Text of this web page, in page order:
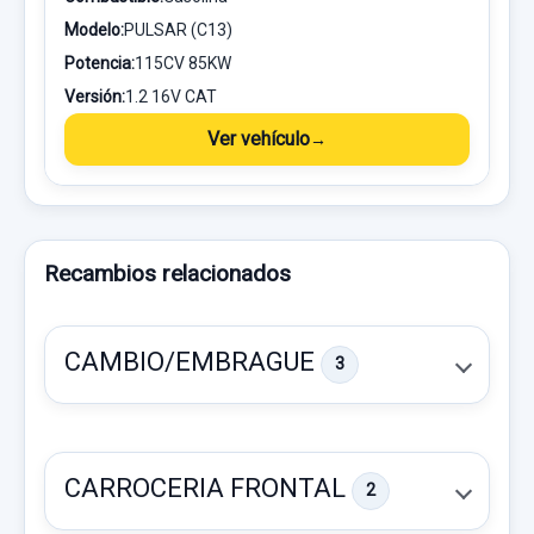
Modelo:PULSAR (C13)
Potencia:115CV 85KW
Versión:1.2 16V CAT
Ver vehículo
Recambios relacionados
CAMBIO/EMBRAGUE 3
CARROCERIA FRONTAL 2